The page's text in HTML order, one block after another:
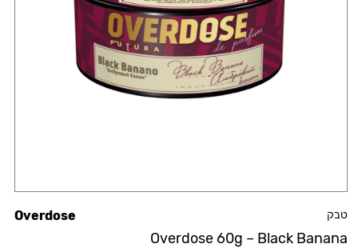
טבק
Overdose 60g – Black Banana
Overdose